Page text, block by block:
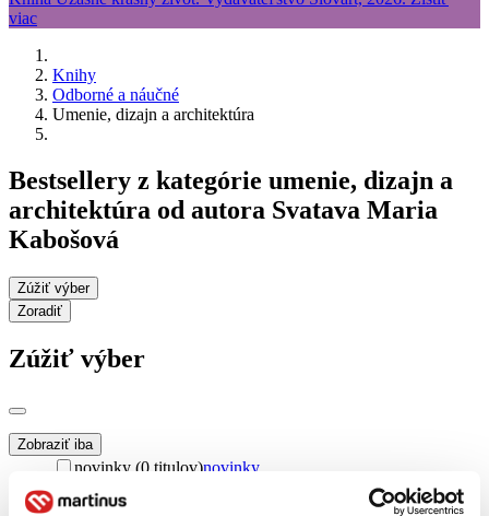
Knihy
Odborné a náučné
Umenie, dizajn a architektúra
Bestsellery z kategórie umenie, dizajn a
architektúra od autora Svatava Maria
Kabošová
Zúžiť výber
Zoradiť
Zúžiť výber
Zobraziť iba
novinky (0 titulov)novinky
zľavnené tituly (0 titulov)